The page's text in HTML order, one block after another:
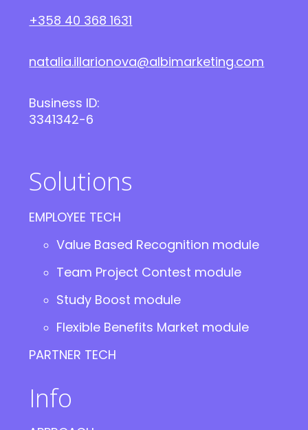
+358 40 368 1631
natalia.illarionova@albimarketing.com
Business ID:
3341342-6
Solutions
EMPLOYEE TECH
Value Based Recognition module
Team Project Contest module
Study Boost module
Flexible Benefits Market module
PARTNER TECH
Info